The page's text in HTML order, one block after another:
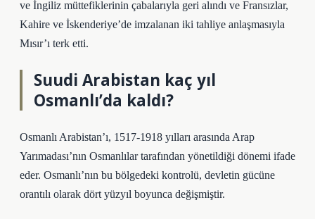
ve İngiliz müttefiklerinin çabalarıyla geri alındı ​​ve Fransızlar,
Kahire ve İskenderiye’de imzalanan iki tahliye anlaşmasıyla
Mısır’ı terk etti.
Suudi Arabistan kaç yıl
Osmanlı’da kaldı?
Osmanlı Arabistan’ı, 1517-1918 yılları arasında Arap
Yarımadası’nın Osmanlılar tarafından yönetildiği dönemi ifade
eder. Osmanlı’nın bu bölgedeki kontrolü, devletin gücüne
orantılı olarak dört yüzyıl boyunca değişmiştir.